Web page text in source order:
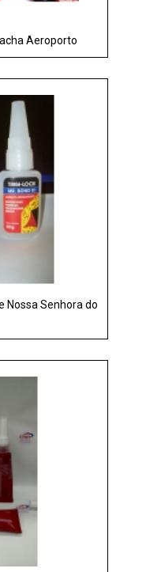
Aeroporto
Nossa Senhora do